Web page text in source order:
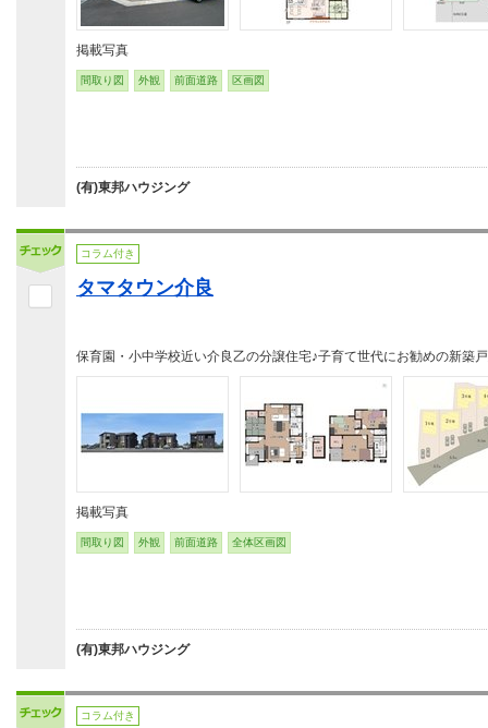
掲載写真
間取り図 外観 前面道路 区画図
(有)東邦ハウジング
コラム付き
タマタウン介良
保育園・小中学校近い介良乙の分譲住宅♪子育て世代にお勧めの新築
掲載写真
間取り図 外観 前面道路 全体区画図
(有)東邦ハウジング
コラム付き